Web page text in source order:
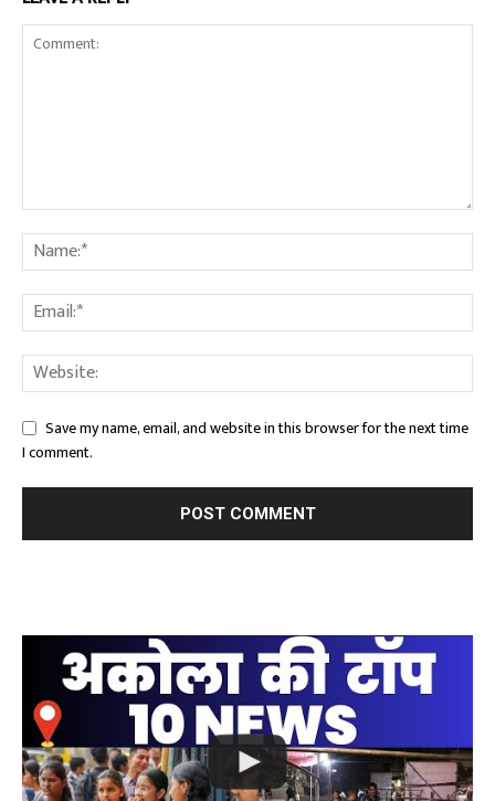
Save my name, email, and website in this browser for the next time
I comment.